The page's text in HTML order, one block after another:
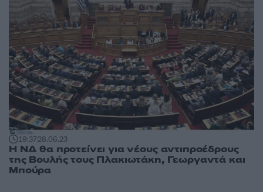
19:3728.06.23
Η ΝΔ θα προτείνει για νέους αντιπροέδρους
της Βουλής τους Πλακιωτάκη, Γεωργαντά και
Μπούρα